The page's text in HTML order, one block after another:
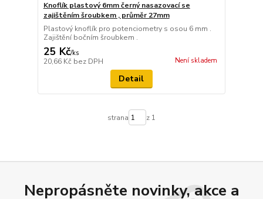
Knoflík plastový 6mm černý nasazovací se
zajištěním šroubkem , průměr 27mm
Plastový knoflík pro potenciometry s osou 6 mm .
Zajištění bočním šroubkem .
25 Kč/ks
20,66 Kč bez DPH Není skladem
Detail
strana z 1
Nepropásněte novinky, akce a